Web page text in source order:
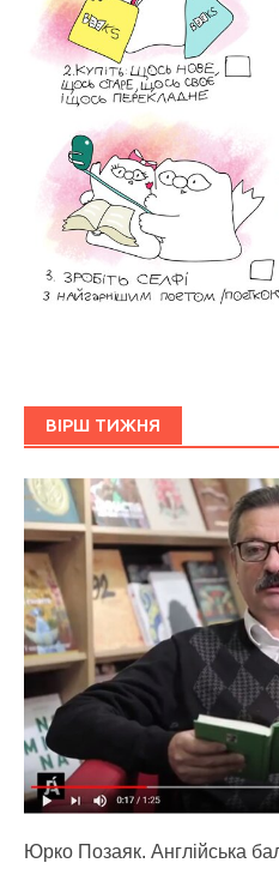
ВІРШ ТИЖНЯ
Юрко Позаяк. Англійська